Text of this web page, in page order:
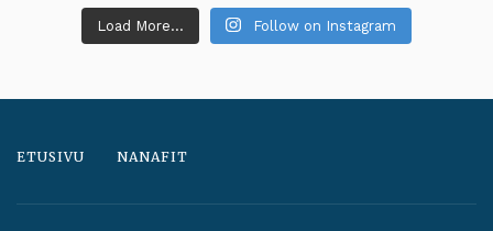
Load More... Follow on Instagram
ETUSIVU NANAFIT